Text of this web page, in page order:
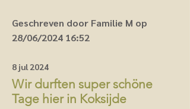
Geschreven door Familie M op
28/06/2024 16:52
8 jul 2024
Wir durften super schöne
Tage hier in Koksijde